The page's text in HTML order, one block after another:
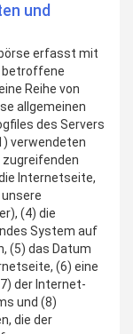
und
erfasst mit
betroffene
Reihe von
allgemeinen
des Servers
verwendeten
zugreifenden
Internetseite,
(4) die
System auf
(5) das Datum
(6) eine
der Internet-
und (8)
die der